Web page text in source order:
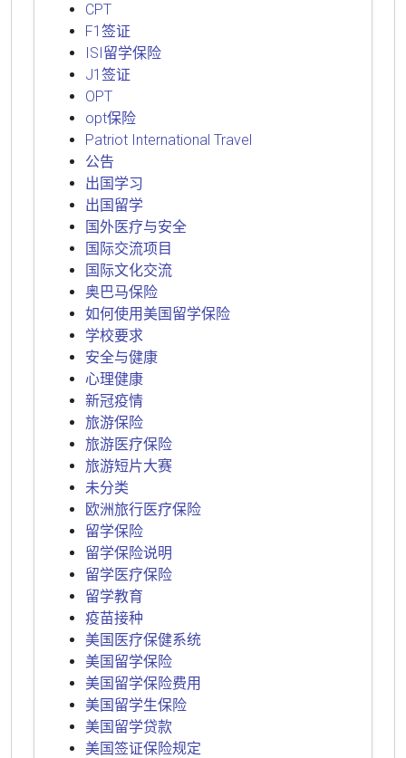
CPT
F1签证
ISI留学保险
J1签证
OPT
opt保险
Patriot International Travel
公告
出国学习
出国留学
国外医疗与安全
国际交流项目
国际文化交流
奥巴马保险
如何使用美国留学保险
学校要求
安全与健康
心理健康
新冠疫情
旅游保险
旅游医疗保险
旅游短片大赛
未分类
欧洲旅行医疗保险
留学保险
留学保险说明
留学医疗保险
留学教育
疫苗接种
美国医疗保健系统
美国留学保险
美国留学保险费用
美国留学生保险
美国留学贷款
美国签证保险规定